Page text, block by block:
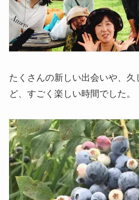
たくさんの新しい出会いや、久
ど、すごく楽しい時間でした。